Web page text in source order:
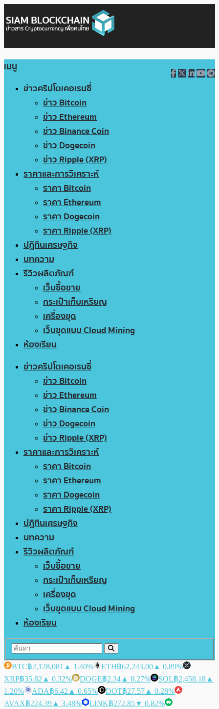
เมนู
ข่าวคริปโตเคอเรนซี่
ข่าว Bitcoin
ข่าว Ethereum
ข่าว Binance Coin
ข่าว Dogecoin
ข่าว Ripple (XRP)
ราคาและการวิเคราะห์
ราคา Bitcoin
ราคา Ethereum
ราคา Dogecoin
ราคา Ripple (XRP)
ปฏิทินเศรษฐกิจ
บทความ
รีวิวผลิตภัณฑ์
เว็บซื้อขาย
กระเป๋าเก็บเหรียญ
เครื่องขุด
เว็บขุดแบบ Cloud Mining
ห้องเรียน
ข่าวคริปโตเคอเรนซี่
ข่าว Bitcoin
ข่าว Ethereum
ข่าว Binance Coin
ข่าว Dogecoin
ข่าว Ripple (XRP)
ราคาและการวิเคราะห์
ราคา Bitcoin
ราคา Ethereum
ราคา Dogecoin
ราคา Ripple (XRP)
ปฏิทินเศรษฐกิจ
บทความ
รีวิวผลิตภัณฑ์
เว็บซื้อขาย
กระเป๋าเก็บเหรียญ
เครื่องขุด
เว็บขุดแบบ Cloud Mining
ห้องเรียน
BTC฿2,128,081 ▲ 1.40% ETH฿62,243.00 ▲ 0.89%
XRP฿35.82 ▲ 0.32% DOGE฿2.34 ▲ 0.27% SOL฿2,458.18 ▲
1.20%
ADA฿6.42 ▲ 0.65% DOT฿27.57 ▲ 0.28%
AVAX฿224.39 ▲ 3.48% LINK฿272.85▼ 0.82%